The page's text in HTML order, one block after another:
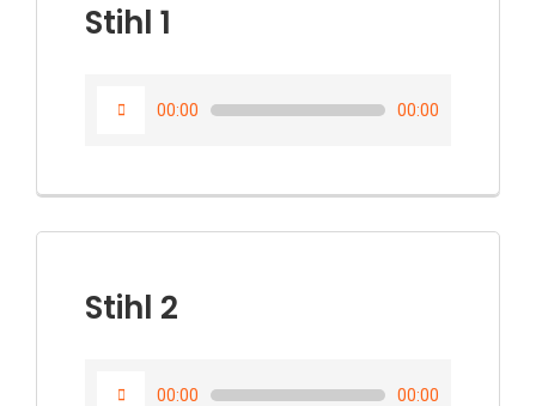
Stihl 1
Tocador00:00 00:00
Stihl 2
Tocador00:00 00:00